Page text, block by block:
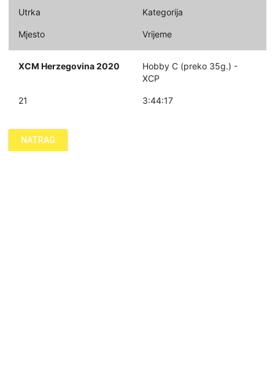
Utrka Kategorija
Mjesto Vrijeme
XCM Herzegovina 2020
Hobby C (preko 35g.) -
XCP
21 3:44:17
NATRAG